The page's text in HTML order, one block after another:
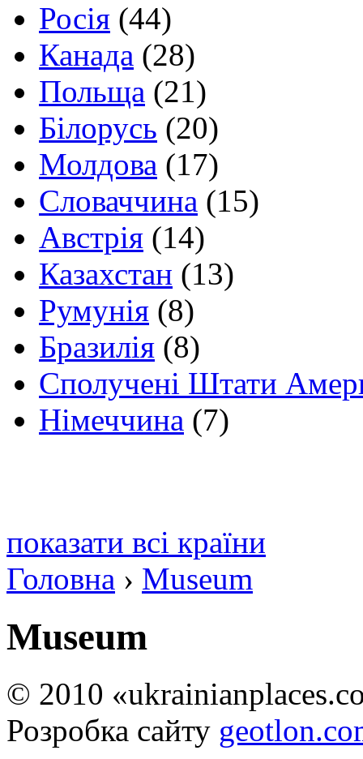
Росія (44)
Канада (28)
Польща (21)
Білорусь (20)
Молдова (17)
Словаччина (15)
Австрія (14)
Казахстан (13)
Румунія (8)
Бразилія (8)
Сполучені Штати
Німеччина (7)
показати всі країни
Головна › Museum
Museum
© 2010
Розробка сайту